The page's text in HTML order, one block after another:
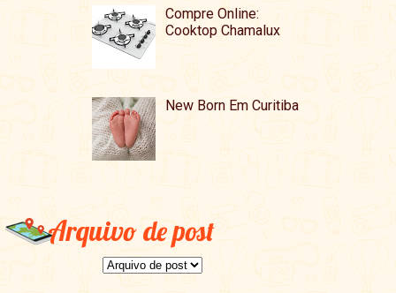
Compre Online:
Cooktop Chamalux
New Born Em Curitiba
Arquivo de post